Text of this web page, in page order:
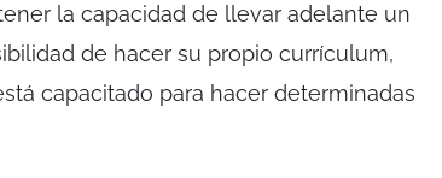
la capacidad de llevar adelante un
de hacer su propio currículum,
capacitado para hacer determinadas